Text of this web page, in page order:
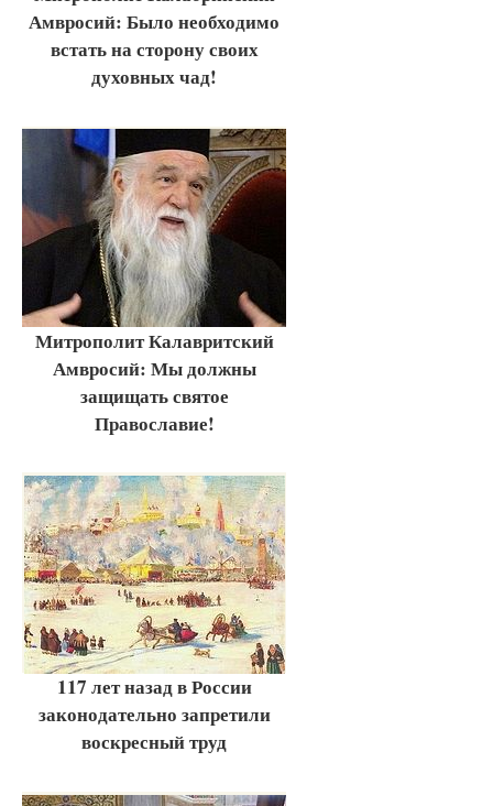
Амвросий: Было необходимо
встать на сторону своих
духовных чад!
Митрополит Калавритский
Амвросий: Мы должны
защищать святое
Православие!
117 лет назад в России
законодательно запретили
воскресный труд